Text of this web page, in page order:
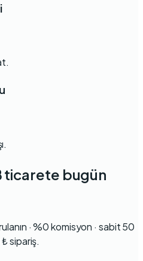
ticarete bugün
· %0 komisyon · sabit 50
sipariş.